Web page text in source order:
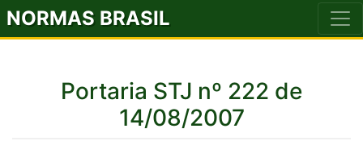
NORMAS BRASIL
Portaria STJ nº 222 de
14/08/2007